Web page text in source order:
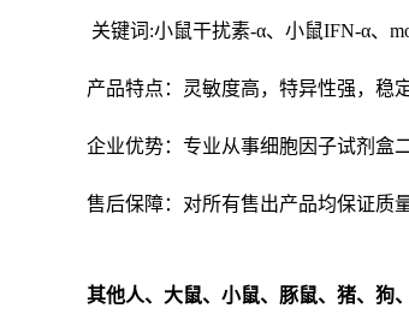
关键词:小鼠干扰素-α、小鼠IFN-α、
产品特点：灵敏度高，特异性强，稳
企业优势：专业从事细胞因子试剂盒
售后保障：对所有售出产品均保证质
其他人、大鼠、小鼠、豚鼠、猪、狗